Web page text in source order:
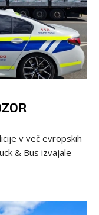
v več evropskih
& Bus izvajale